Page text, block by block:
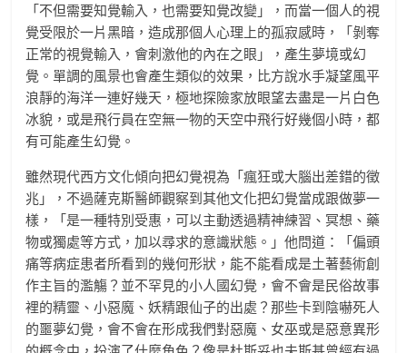
「不但需要知覺輸入，也需要知覺改變」，而當一個人的視
覺受限於一片黑暗，造成那個人心理上的孤寂感時，「剝奪
正常的視覺輸入，會刺激他的內在之眼」，產生夢境或幻
覺。單調的風景也會產生類似的效果，比方說水手凝望風平
浪靜的海洋一連好幾天，極地探險家放眼望去盡是一片白色
冰貌，或是飛行員在空無一物的天空中飛行好幾個小時，都
有可能產生幻覺。
雖然現代西方文化傾向把幻覺視為「瘋狂或大腦出差錯的徵
兆」，不過薩克斯醫師觀察到其他文化把幻覺當成跟做夢一
樣，「是一種特別受惠，可以主動透過精神練習、冥想、藥
物或獨處等方式，加以尋求的意識狀態。」他問道：「偏頭
痛等病症患者所看到的幾何形狀，能不能看成是土著藝術創
作主旨的濫觴？並不罕見的小人國幻覺，會不會是民俗故事
裡的精靈、小惡魔、妖精跟仙子的出處？那些卡到陰嚇死人
的噩夢幻覺，會不會在形成我們對惡魔、女巫或是惡意異形